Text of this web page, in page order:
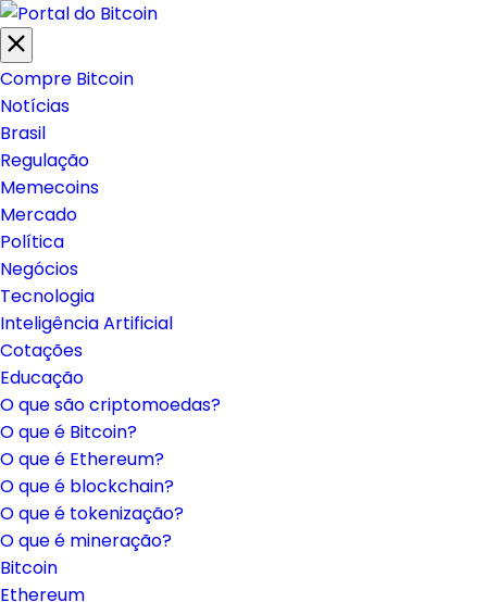
Compre Bitcoin
Notícias
Brasil
Regulação
Memecoins
Mercado
Política
Negócios
Tecnologia
Inteligência Artificial
Cotações
Educação
O que são criptomoedas?
O que é Bitcoin?
O que é Ethereum?
O que é blockchain?
O que é tokenização?
O que é mineração?
Bitcoin
Ethereum